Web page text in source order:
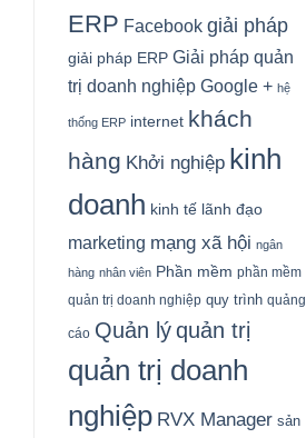
ERP Facebook giải pháp
giải pháp ERP Giải pháp quản
trị doanh nghiệp Google + hệ
thống ERP internet khách
hàng Khởi nghiệp kinh
doanh kinh tế lãnh đạo
marketing mạng xã hội ngân
hàng nhân viên Phần mềm phần mềm
quản trị doanh nghiệp quy trình quảng
cáo Quản lý quản trị
quản trị doanh
nghiệp RVX Manager sản